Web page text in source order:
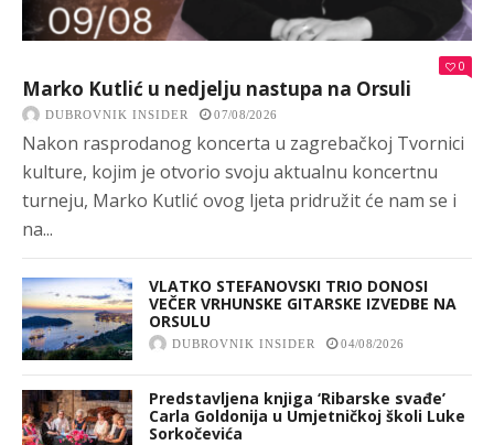
0
Marko Kutlić u nedjelju nastupa na Orsuli
DUBROVNIK INSIDER 07/08/2026
Nakon rasprodanog koncerta u zagrebačkoj Tvornici
kulture, kojim je otvorio svoju aktualnu koncertnu
turneju, Marko Kutlić ovog ljeta pridružit će nam se i
na...
VLATKO STEFANOVSKI TRIO DONOSI
VEČER VRHUNSKE GITARSKE IZVEDBE NA
ORSULU
DUBROVNIK INSIDER 04/08/2026
Predstavljena knjiga ‘Ribarske svađe’
Carla Goldonija u Umjetničkoj školi Luke
Sorkočevića